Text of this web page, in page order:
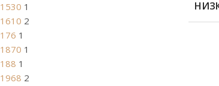
1530 1
1610 2
176 1
1870 1
188 1
1968 2